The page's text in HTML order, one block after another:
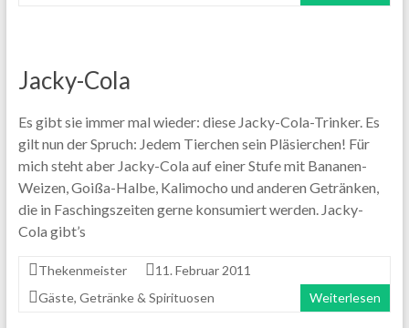
Jacky-Cola
Es gibt sie immer mal wieder: diese Jacky-Cola-Trinker. Es
gilt nun der Spruch: Jedem Tierchen sein Pläsierchen! Für
mich steht aber Jacky-Cola auf einer Stufe mit Bananen-
Weizen, Goißa-Halbe, Kalimocho und anderen Getränken,
die in Faschingszeiten gerne konsumiert werden. Jacky-
Cola gibt’s
Thekenmeister
11. Februar 2011
Gäste, Getränke & Spirituosen Weiterlesen